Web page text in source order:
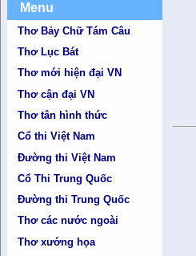
Menu
Thơ Bảy Chữ Tám Câu
Thơ Lục Bát
Thơ mới hiện đại VN
Thơ cận đại VN
Thơ tân hình thức
Cổ thi Việt Nam
Đường thi Việt Nam
Cổ Thi Trung Quốc
Đường thi Trung Quốc
Thơ các nước ngoài
Thơ xướng họa